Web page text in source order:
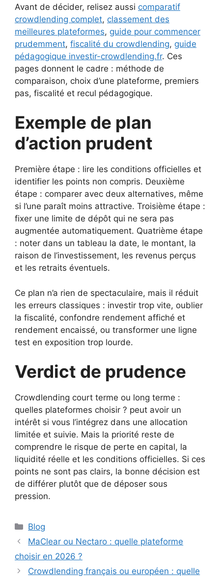
Avant de décider, relisez aussi comparatif
crowdlending complet, classement des
meilleures plateformes, guide pour commencer
prudemment, fiscalité du crowdlending, guide
pédagogique investir-crowdlending.fr. Ces
pages donnent le cadre : méthode de
comparaison, choix d’une plateforme, premiers
pas, fiscalité et recul pédagogique.
Exemple de plan
d’action prudent
Première étape : lire les conditions officielles et
identifier les points non compris. Deuxième
étape : comparer avec deux alternatives, même
si l’une paraît moins attractive. Troisième étape :
fixer une limite de dépôt qui ne sera pas
augmentée automatiquement. Quatrième étape
: noter dans un tableau la date, le montant, la
raison de l’investissement, les revenus perçus
et les retraits éventuels.
Ce plan n’a rien de spectaculaire, mais il réduit
les erreurs classiques : investir trop vite, oublier
la fiscalité, confondre rendement affiché et
rendement encaissé, ou transformer une ligne
test en exposition trop lourde.
Verdict de prudence
Crowdlending court terme ou long terme :
quelles plateformes choisir ? peut avoir un
intérêt si vous l’intégrez dans une allocation
limitée et suivie. Mais la priorité reste de
comprendre le risque de perte en capital, la
liquidité réelle et les conditions officielles. Si ces
points ne sont pas clairs, la bonne décision est
de différer plutôt que de déposer sous
pression.
Catégories
Blog
MaClear ou Nectaro : quelle plateforme
choisir en 2026 ?
Crowdlending français ou européen : quelle